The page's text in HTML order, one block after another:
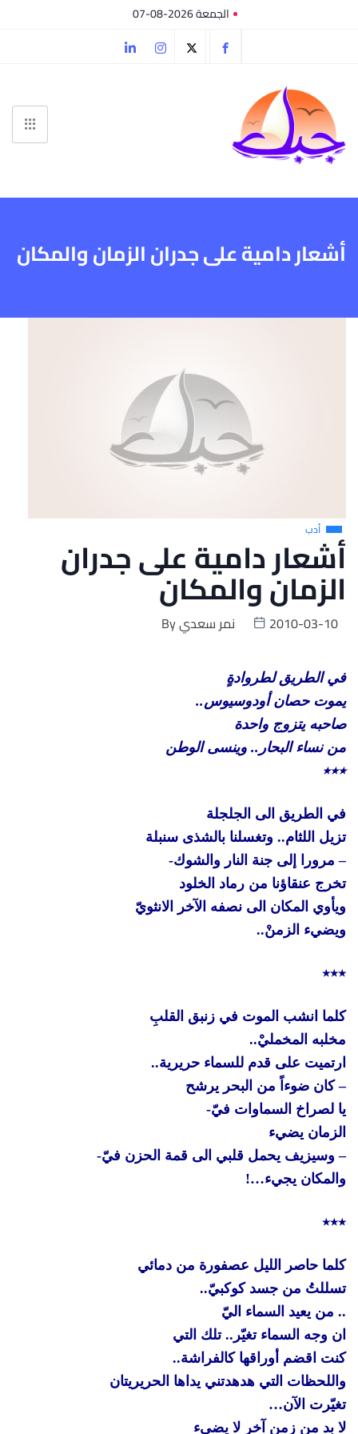
الجمعة 2026-08-07
أشعار دامية على جدران الزمان والمكان
أدب
أشعار دامية على جدران
الزمان والمكان
Byنمر سعدي 2010-03-10
في الطريق لطروادةٍ
يموت حصان أودوسيوس..
صاحبه يتزوج واحدة
من نساء البحار.. وينسى الوطن
٭٭٭
في الطريق الى الجلجلة
تزيل اللثام.. وتغسلنا بالشذى سنبلة
– مرورا إلى جنة النار والشوك-
تخرج عنقاؤنا من رماد الخلود
ويأوي المكان الى نصفه الآخر الانثويّ
ويضيء الزمنْ..
٭٭٭
كلما انشب الموت في زنبق القلبِ
مخلبه المخمليْ..
ارتميت على قدم للسماء حريرية..
– كان ضوءاً من البحر يرشح
يا لصراخ السماوات فيّ-
الزمان يضيء
– وسيزيف يحمل قلبي الى قمة الحزن فيّ-
والمكان يجيء…!
٭٭٭
كلما حاصر الليل عصفورة من دمائي
تسللتُ من جسد كوكبيّ..
.. من يعيد السماء اليّ
ان وجه السماء تغيّر.. تلك التي
كنت اقضم أوراقها كالفراشة..
واللحظات التي هدهدتني يداها الحريريتان
تغيّرت الآن…
لا بد من زمن آخر لا يضيء